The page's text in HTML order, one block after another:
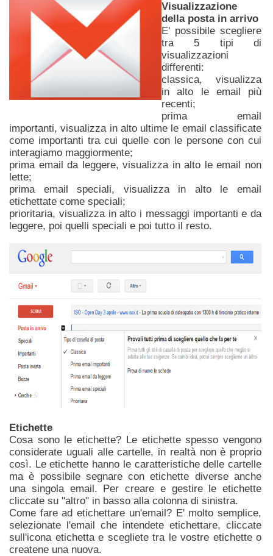
Visualizzazione
della posta in arrivo
E' possibile scegliere
tra 5 tipi di
visualizzazioni
differenti:
classica, visualizza
in alto le email più
recenti;
prima email
importanti, visualizza in alto ultime le email classificate
come importanti tra cui quelle con le persone con cui
interagiamo maggiormente;
prima email da leggere, visualizza in alto le email non
lette;
prima email speciali, visualizza in alto le email
etichettate come speciali;
prioritaria, visualizza in alto i messaggi importanti e da
leggere, poi quelli speciali e poi tutto il resto.
Etichette
Cosa sono le etichette? Le etichette spesso vengono
considerate uguali alle cartelle, in realtà non è proprio
così. Le etichette hanno le caratteristiche delle cartelle
ma è possibile segnare con etichette diverse anche
una singola email. Per creare e gestire le etichette
cliccate su "altro" in basso alla colonna di sinistra.
Come fare ad etichettare un'email? E' molto semplice,
selezionate l'email che intendete etichettare, cliccate
sull'icona etichetta e scegliete tra le vostre etichette o
createne una nuova.